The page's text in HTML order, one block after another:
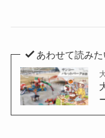
あわせて読み